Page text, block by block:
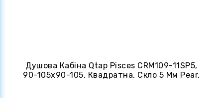
Душова Кабіна Qtap Pisces CRM109-11SP5,
90-105x90-105, Квадратна, Скло 5 Мм Pear,